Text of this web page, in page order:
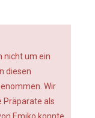
nicht um ein
diesen
Wir
Präparate als